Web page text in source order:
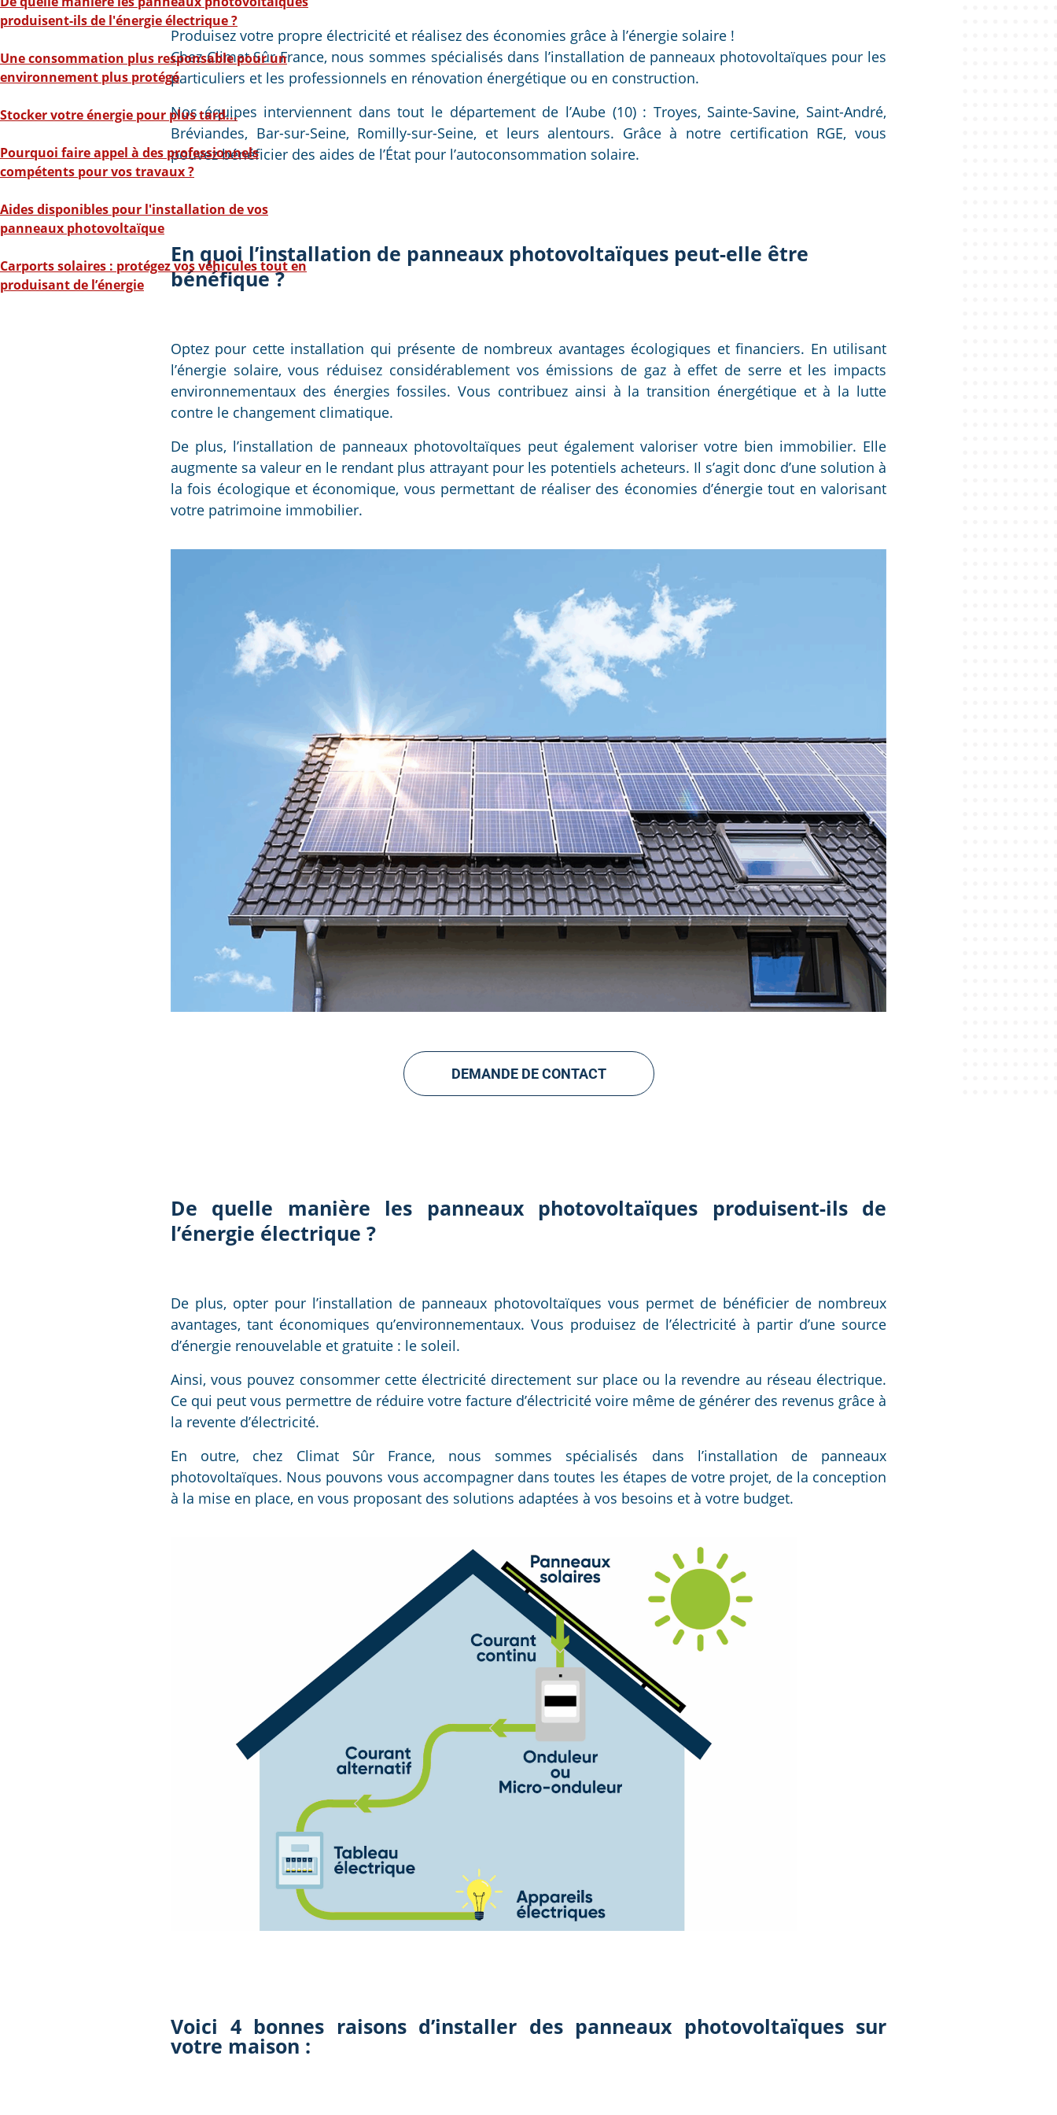
Produisez votre propre électricité et réalisez des économies grâce à l’énergie solaire !
Chez Climat Sûr France, nous sommes spécialisés dans l’installation de panneaux photovoltaïques pour les
particuliers et les professionnels en rénovation énergétique ou en construction.
Nos équipes interviennent dans tout le département de l’Aube (10) : Troyes, Sainte-Savine, Saint-André,
Bréviandes, Bar-sur-Seine, Romilly-sur-Seine, et leurs alentours. Grâce à notre certification RGE, vous
pouvez bénéficier des aides de l’État pour l’autoconsommation solaire.
En quoi l’installation de panneaux photovoltaïques peut-elle être
bénéfique ?
Optez pour cette installation qui présente de nombreux avantages écologiques et financiers. En utilisant
l’énergie solaire, vous réduisez considérablement vos émissions de gaz à effet de serre et les impacts
environnementaux des énergies fossiles. Vous contribuez ainsi à la transition énergétique et à la lutte
contre le changement climatique.
De plus, l’installation de panneaux photovoltaïques peut également valoriser votre bien immobilier. Elle
augmente sa valeur en le rendant plus attrayant pour les potentiels acheteurs. Il s’agit donc d’une solution à
la fois écologique et économique, vous permettant de réaliser des économies d’énergie tout en valorisant
votre patrimoine immobilier.
DEMANDE DE CONTACT
De quelle manière les panneaux photovoltaïques produisent-ils de
l’énergie électrique ?
De plus, opter pour l’installation de panneaux photovoltaïques vous permet de bénéficier de nombreux
avantages, tant économiques qu’environnementaux. Vous produisez de l’électricité à partir d’une source
d’énergie renouvelable et gratuite : le soleil.
Ainsi, vous pouvez consommer cette électricité directement sur place ou la revendre au réseau électrique.
Ce qui peut vous permettre de réduire votre facture d’électricité voire même de générer des revenus grâce à
la revente d’électricité.
En outre, chez Climat Sûr France, nous sommes spécialisés dans l’installation de panneaux
photovoltaïques. Nous pouvons vous accompagner dans toutes les étapes de votre projet, de la conception
à la mise en place, en vous proposant des solutions adaptées à vos besoins et à votre budget.
Voici 4 bonnes raisons d’installer des panneaux photovoltaïques sur
votre maison :​
produisent-ils de l'énergie électrique ?
Une consommation plus responsable pour un
environnement plus protégé
Stocker votre énergie pour plus tard...
Pourquoi faire appel à des professionnels
compétents pour vos travaux ?
Aides disponibles pour l'installation de vos
panneaux photovoltaïque
Carports solaires : protégez vos véhicules tout en
produisant de l’énergie